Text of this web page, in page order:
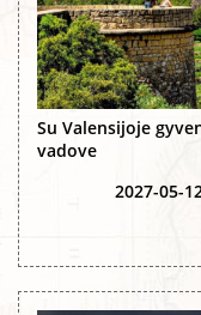
Su Valensijoje
vadove
2027-05-